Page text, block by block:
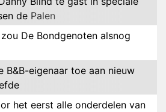
de Palen
De Bondgenoten alsnog
B&B-eigenaar toe aan nieuw
het eerst alle onderdelen van